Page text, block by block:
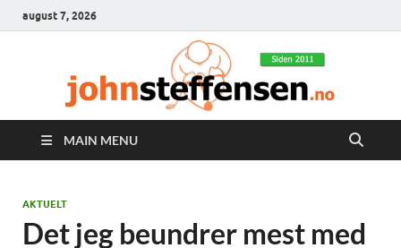
august 7, 2026
MAIN MENU
AKTUELT
Det jeg beundrer mest med